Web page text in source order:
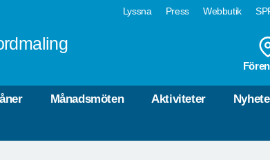
Lyssna Press Webbutik
Månadsmöten Aktiviteter